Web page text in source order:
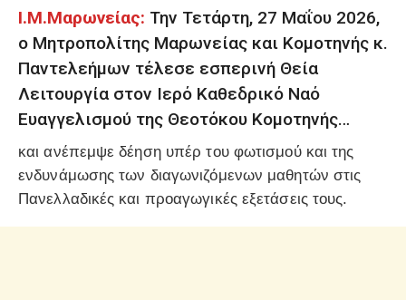
Ι.Μ.Μαρωνείας: Την Τετάρτη, 27 Μαΐου 2026,
ο Μητροπολίτης Μαρωνείας και Κομοτηνής κ.
Παντελεήμων τέλεσε εσπερινή Θεία
Λειτουργία στον Ιερό Καθεδρικό Ναό
Ευαγγελισμού της Θεοτόκου Κομοτηνής…
και ανέπεμψε δέηση υπέρ του φωτισμού και της
ενδυνάμωσης των διαγωνιζόμενων μαθητών στις
Πανελλαδικές και προαγωγικές εξετάσεις τους.